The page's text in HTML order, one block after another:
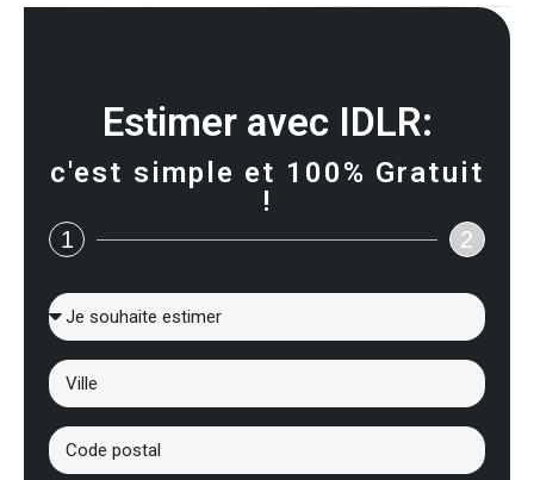
Estimer avec IDLR:
c'est simple et 100% Gratuit
!
1 2